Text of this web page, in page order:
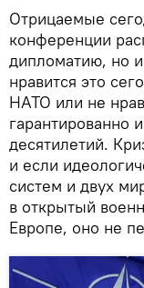
Отрицаемые
конференции
дипломатию, но
нравится это
НАТО или не
гарантированно
десятилетий.
и если
систем и двух
в открытый
Европе, оно не